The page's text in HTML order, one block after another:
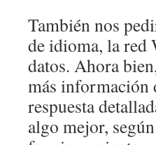
También nos
de idioma, la red
datos. Ahora
más información
respuesta
algo mejor,